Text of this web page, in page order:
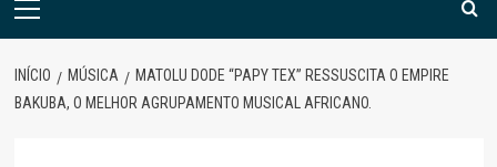
Menu
INÍCIO MÚSICA
MATOLU DODE “PAPY TEX” RESSUSCITA O EMPIRE
BAKUBA, O MELHOR AGRUPAMENTO MUSICAL AFRICANO.